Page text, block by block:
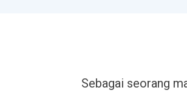
Sebagai seorang